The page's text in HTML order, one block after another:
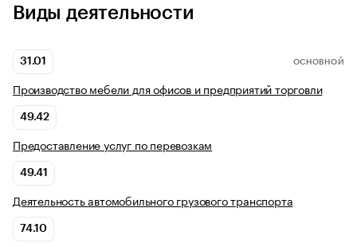
Виды деятельности
31.01 ОСНОВНОЙ
Производство мебели для офисов и предприятий торговли
49.42
Предоставление услуг по перевозкам
49.41
Деятельность автомобильного грузового транспорта
74.10